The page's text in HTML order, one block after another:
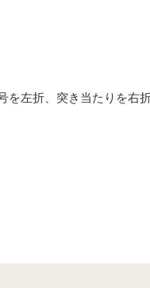
左折、突き当たりを右